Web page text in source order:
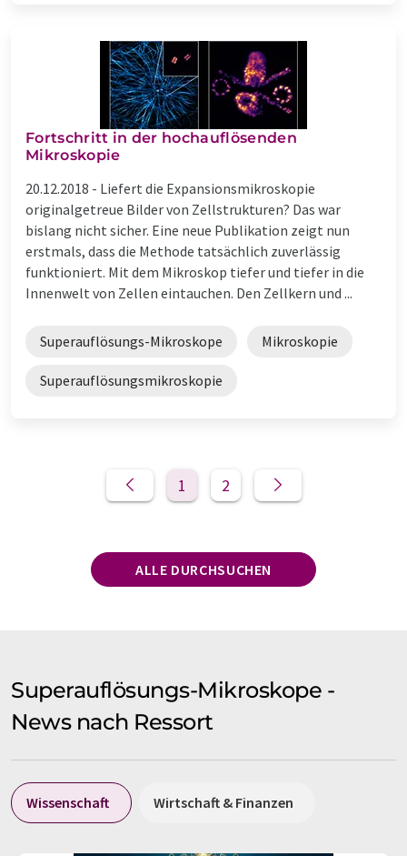
Fortschritt in der hochauflösenden
Mikroskopie
20.12.2018 - Liefert die Expansionsmikroskopie
originalgetreue Bilder von Zellstrukturen? Das war
bislang nicht sicher. Eine neue Publikation zeigt nun
erstmals, dass die Methode tatsächlich zuverlässig
funktioniert. Mit dem Mikroskop tiefer und tiefer in die
Innenwelt von Zellen eintauchen. Den Zellkern und ...
Superauflösungs-Mikroskope Mikroskopie
Superauflösungsmikroskopie
1 2
ALLE DURCHSUCHEN
Superauflösungs-Mikroskope -
News nach Ressort
Wissenschaft Wirtschaft & Finanzen